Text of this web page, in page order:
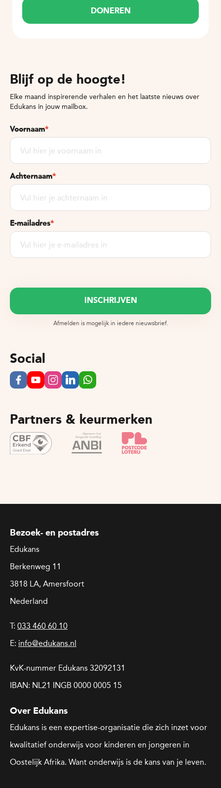
DONEREN
Blijf op de hoogte!
Elke maand inspirerende verhalen en het laatste nieuws over
Edukans in jouw mailbox.
Voornaam*
Achternaam*
E-mailadres*
Afmelden is mogelijk in iedere nieuwsbrief.
Social
Partners & keurmerken
Bezoek- en postadres
Edukans
Berkenweg 11
3818 LA, Amersfoort
Nederland
T: 033 460 60 10
E: info@edukans.nl
KvK-nummer Edukans 32092131
IBAN: NL21 INGB 0000 0005 15
Over Edukans
Edukans is een expertise-organisatie die zich inzet voor
kwalitatief onderwijs voor kinderen en jongeren in
Oostelijk Afrika. Want onderwijs is de kans van je leven.